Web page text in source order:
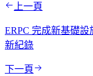
上一頁
ERPC 完成新基礎設
新紀錄
下一頁